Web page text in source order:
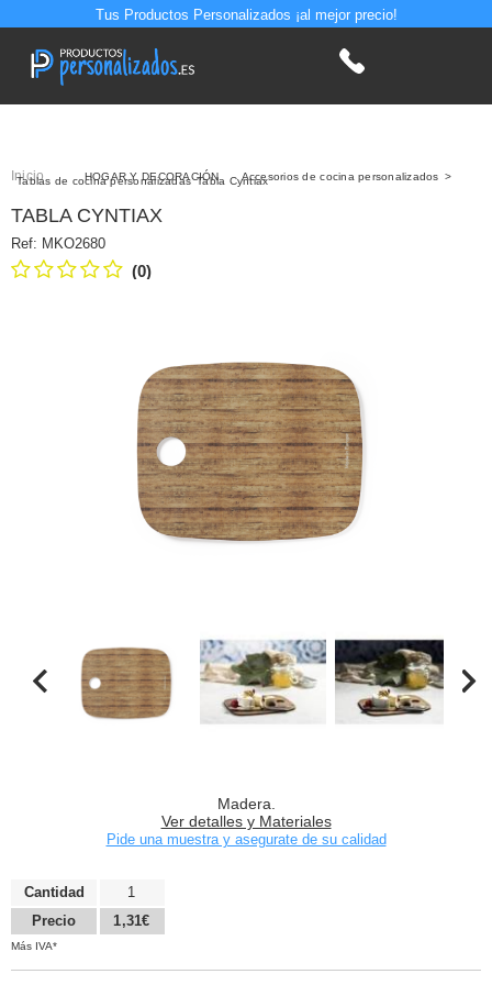
Tus Productos Personalizados ¡al mejor precio!
Inicio > HOGAR Y DECORACIÓN > Accesorios de cocina personalizados >
Tablas de cocina personalizadas Tabla Cyntiax
TABLA CYNTIAX
Ref: MKO2680
(0)
Madera.
Ver detalles y Materiales
Pide una muestra y asegurate de su calidad
Cantidad
Precio
1
1,31€
Más IVA*